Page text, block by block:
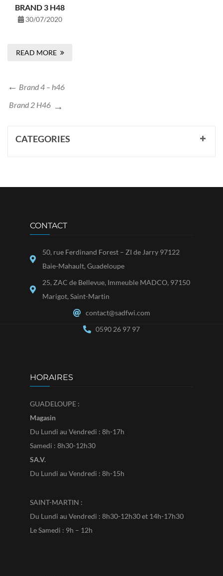
BRAND 3 H48
30/07/2020
READ MORE
Brand 4 – h46
Brand 2 H46
CATEGORIES
CONTACT
50, rue Ferdinand Forest – ZI de Jarry 97122
Baie-Mahault, Guadeloupe
25, ZAC de Bellevue, Immeuble MADCO, 97150
Marigot, Saint-Martin
contact@sadfwi.com
0590 26 97 97
HORAIRES
GUADELOUPE :
Magasin
Du Lundi au Vendredi : 8h-17h
Samedi : 8h30-12h30
SA.V.
Du Lundi au Vendredi : 8h-15h
SAINT-MARTIN :
Du Lundi au Vendredi : 8h30-12h30 et 14h-17h30
Le Samedi : 9h – 12h